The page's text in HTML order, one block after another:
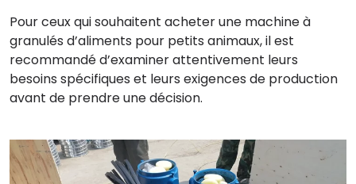
Pour ceux qui souhaitent acheter une machine à
granulés d’aliments pour petits animaux, il est
recommandé d’examiner attentivement leurs
besoins spécifiques et leurs exigences de production
avant de prendre une décision.